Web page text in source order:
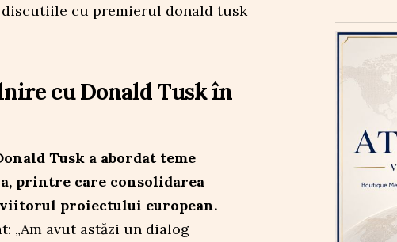
cu Donald Tusk în
Tusk a abordat teme
printre care consolidarea
proiectului european.
„Am avut astăzi un dialog